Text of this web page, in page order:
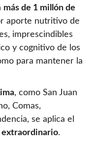
más de 1 millón de
aporte nutritivo de
imprescindibles
y cognitivo de los
para mantener la
, como San Juan
Comas,
se aplica el
extraordinario.